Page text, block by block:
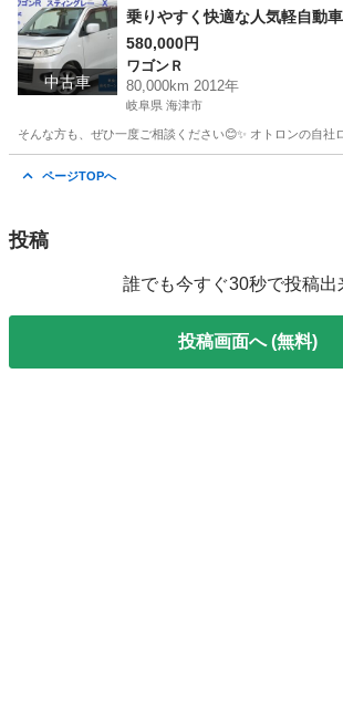
中古車
乗りやすく快適な人気軽自動
580,000円
ワゴンＲ
80,000km 2012年
岐阜県 海津市
そんな方も、ぜひ一度ご相談ください😊✨ オトロンの自
ページTOPへ
投稿
誰でも今すぐ30秒で投稿出
投稿画面へ (無料)